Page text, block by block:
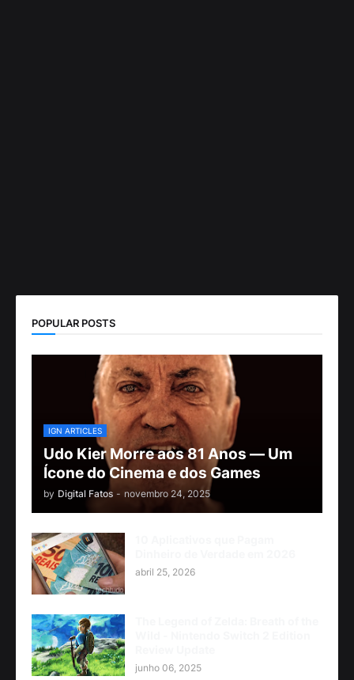
POPULAR POSTS
IGN ARTICLES
Udo Kier Morre aos 81 Anos — Um
Ícone do Cinema e dos Games
by Digital Fatos - novembro 24, 2025
abril 25, 2026
junho 06, 2025